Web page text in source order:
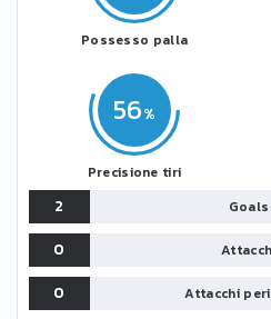
Possesso palla
56
Precisione tiri
2 Goals
0
0
Attacchi